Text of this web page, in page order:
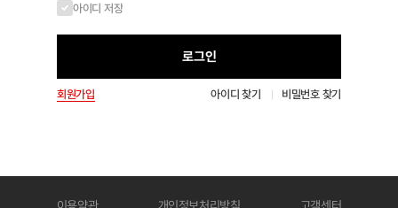
아이디 저장
로그인
회원가입 아이디 찾기 비밀번호 찾기